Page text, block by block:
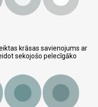
krāsas savienojums ar
sekojošo pelecīgāko